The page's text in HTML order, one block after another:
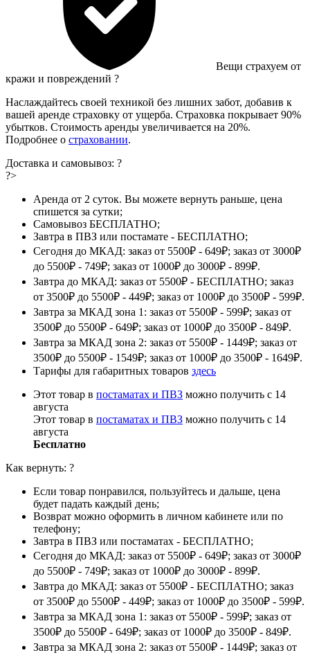
Вещи страхуем от
кражи и повреждений ?
Наслаждайтесь своей техникой без лишних забот, добавив к
вашей аренде страховку от ущерба. Страховка покрывает 90%
убытков. Стоимость аренды увеличивается на 20%.
Подробнее о страховании.
Доставка и самовывоз: ?
?>
Аренда от 2 суток. Вы можете вернуть раньше, цена
спишется за сутки;
Самовывоз БЕСПЛАТНО;
Завтра в ПВЗ или постамате - БЕСПЛАТНО;
Сегодня до МКАД: заказ от 5500₽ - 649₽; заказ от 3000₽
до 5500₽ - 749₽; заказ от 1000₽ до 3000₽ - 899₽.
Завтра до МКАД: заказ от 5500₽ - БЕСПЛАТНО; заказ
от 3500₽ до 5500₽ - 449₽; заказ от 1000₽ до 3500₽ - 599₽.
Завтра за МКАД зона 1: заказ от 5500₽ - 599₽; заказ от
3500₽ до 5500₽ - 649₽; заказ от 1000₽ до 3500₽ - 849₽.
Завтра за МКАД зона 2: заказ от 5500₽ - 1449₽; заказ от
3500₽ до 5500₽ - 1549₽; заказ от 1000₽ до 3500₽ - 1649₽.
Тарифы для габаритных товаров здесь
Этот товар в постаматах и ПВЗ можно получить с 14
августа
Этот товар в постаматах и ПВЗ можно получить с 14
августа
Бесплатно
Как вернуть: ?
Если товар понравился, пользуйтесь и дальше, цена
будет падать каждый день;
Возврат можно оформить в личном кабинете или по
телефону;
Завтра в ПВЗ или постаматах - БЕСПЛАТНО;
Сегодня до МКАД: заказ от 5500₽ - 649₽; заказ от 3000₽
до 5500₽ - 749₽; заказ от 1000₽ до 3000₽ - 899₽.
Завтра до МКАД: заказ от 5500₽ - БЕСПЛАТНО; заказ
от 3500₽ до 5500₽ - 449₽; заказ от 1000₽ до 3500₽ - 599₽.
Завтра за МКАД зона 1: заказ от 5500₽ - 599₽; заказ от
3500₽ до 5500₽ - 649₽; заказ от 1000₽ до 3500₽ - 849₽.
Завтра за МКАД зона 2: заказ от 5500₽ - 1449₽; заказ от